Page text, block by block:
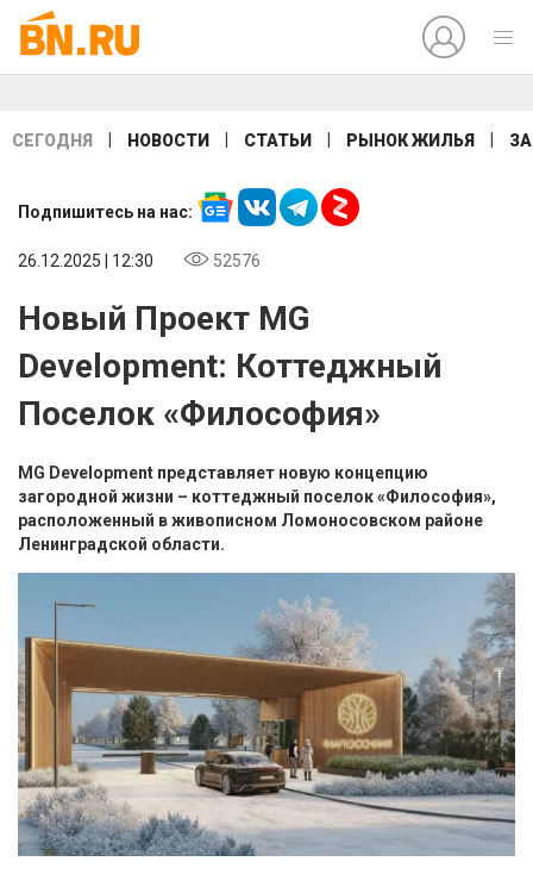
СЕГОДНЯ НОВОСТИ СТАТЬИ РЫНОК ЖИЛЬЯ
Подпишитесь на нас:
26.12.2025 | 12:30 52576
Новый Проект MG
Development: Коттеджный
Поселок «Философия»
MG Development представляет новую концепцию
загородной жизни – коттеджный поселок «Философия»,
расположенный в живописном Ломоносовском районе
Ленинградской области.